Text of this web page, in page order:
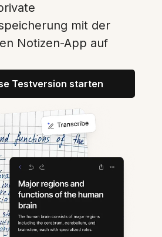
mit der
Notizen-App auf
Testversion starten